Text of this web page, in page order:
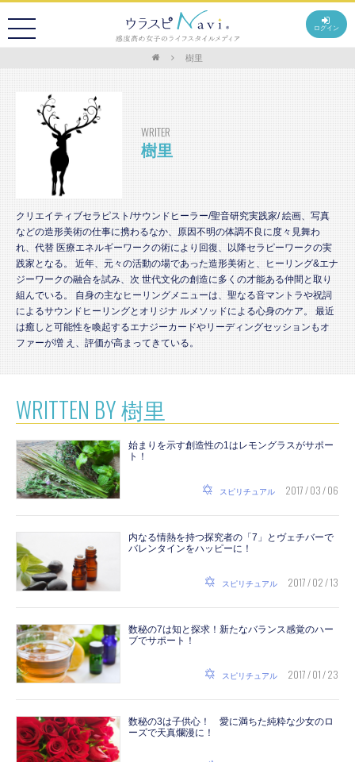
ログイン
樹里
WRITER
樹里
クリエイティブセラピスト/サウンドヒーラー/聖音研究実践家/ 絵画、写真
などの造形美術の仕事に携わるなか、原因不明の体調不良に度々見舞わ
れ、代替 医療エネルギーワークの術により回復、以降セラピーワークの実
践家となる。 近年、元々の活動の場であった造形美術と、ヒーリング&エナ
ジーワークの融合を試み、次 世代文化の創造に多くの才能ある仲間と取り
組んでいる。 自身の主なヒーリングメニューは、聖なる音マントラや祝詞
によるサウンドヒーリングとオリジナ ルメソッドによる心身のケア。 最近
は癒しと可能性を喚起するエナジーカードやリーディングセッションもオ
ファーが増 え、評価が高まってきている。
WRITTEN BY 樹里
始まりを示す創造性の1はレモングラスがサポー
ト！
スピリチュアル 2017 / 03 / 06
内なる情熱を持つ探究者の「7」とヴェチバーで
バレンタインをハッピーに！
スピリチュアル 2017 / 02 / 13
数秘の7は知と探求！新たなバランス感覚のハー
ブでサポート！
スピリチュアル 2017 / 01 / 23
数秘の3は子供心！ 愛に満ちた純粋な少女のロ
ーズで天真爛漫に！